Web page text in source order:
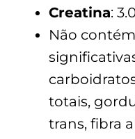
Creatina:
Não
totais,
trans, fibra